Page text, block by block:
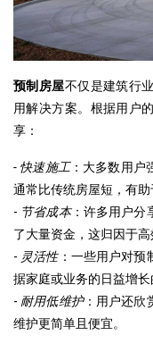
预制房屋不仅是建筑行
用解决方案。根据用户
享：
- 快速施工：大多数用户
通常比传统房屋短，有助
- 节省成本：许多用户分
了大量资金，这归因于高
- 灵活性：一些用户对预
据家庭或业务的日益增长
- 耐用低维护：用户还欣
维护更简单且便宜。